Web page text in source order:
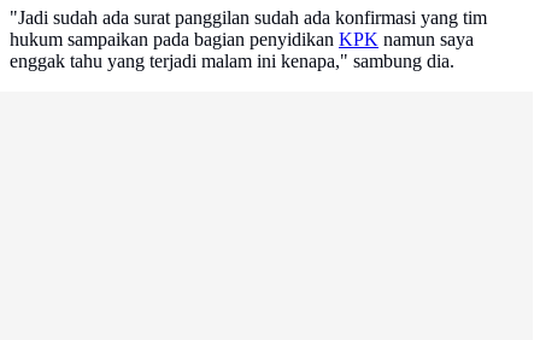
"Jadi sudah ada surat panggilan sudah ada konfirmasi yang tim
hukum sampaikan pada bagian penyidikan KPK namun saya
enggak tahu yang terjadi malam ini kenapa," sambung dia.